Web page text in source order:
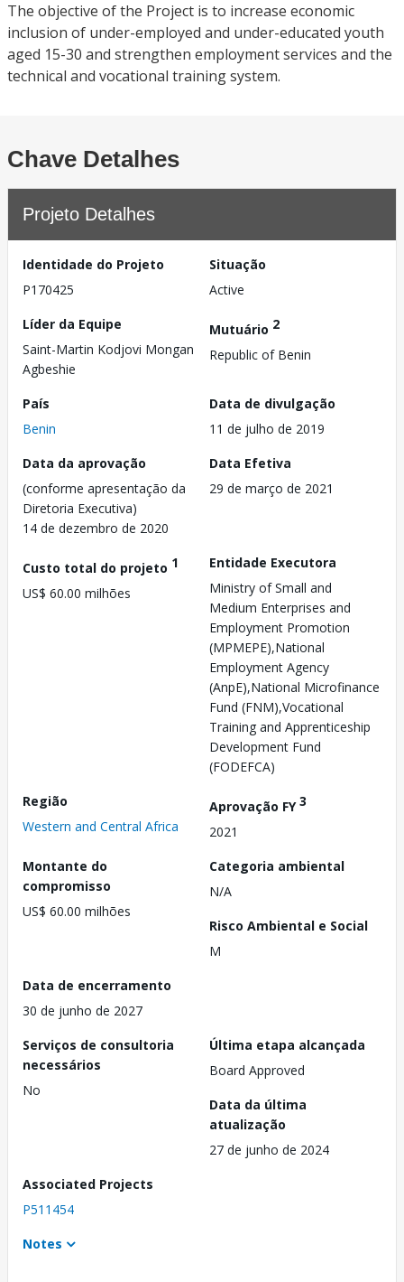
The objective of the Project is to increase economic
inclusion of under-employed and under-educated youth
aged 15-30 and strengthen employment services and the
technical and vocational training system.
Chave Detalhes
Projeto Detalhes
Identidade do Projeto
P170425
Situação
Active
Líder da Equipe
Saint-Martin Kodjovi Mongan
Agbeshie
Mutuário 2
Republic of Benin
País
Benin
Data de divulgação
11 de julho de 2019
Data da aprovação
(conforme apresentação da
Diretoria Executiva)
14 de dezembro de 2020
Data Efetiva
29 de março de 2021
Custo total do projeto 1
US$ 60.00 milhões
Entidade Executora
Ministry of Small and
Medium Enterprises and
Employment Promotion
(MPMEPE),National
Employment Agency
(AnpE),National Microfinance
Fund (FNM),Vocational
Training and Apprenticeship
Development Fund
(FODEFCA)
Região
Western and Central Africa
Aprovação FY3
2021
Montante do
compromisso
US$ 60.00 milhões
Categoria ambiental
N/A
Risco Ambiental e Social
M
Data de encerramento
30 de junho de 2027
Serviços de consultoria
necessários
No
Última etapa alcançada
Board Approved
Data da última
atualização
27 de junho de 2024
Associated Projects
P511454
Notes